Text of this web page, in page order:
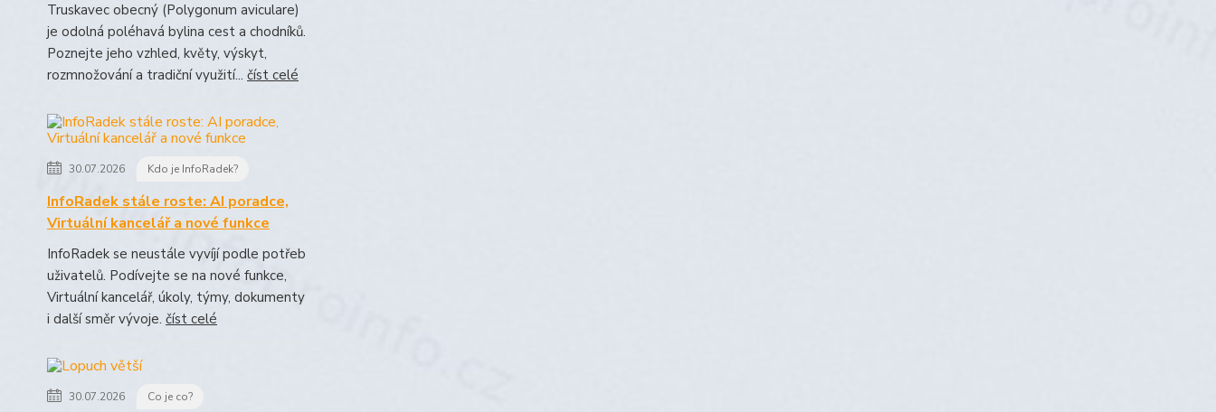
Truskavec obecný (Polygonum aviculare)
je odolná poléhavá bylina cest a chodníků.
Poznejte jeho vzhled, květy, výskyt,
rozmnožování a tradiční využití... číst celé
30.07.2026 Kdo je InfoRadek?
InfoRadek stále roste: AI poradce,
Virtuální kancelář a nové funkce
InfoRadek se neustále vyvíjí podle potřeb
uživatelů. Podívejte se na nové funkce,
Virtuální kancelář, úkoly, týmy, dokumenty
i další směr vývoje. číst celé
30.07.2026 Co je co?